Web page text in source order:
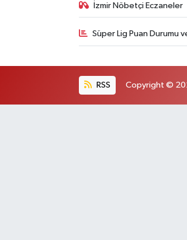
İzmir Nöbetçi Eczaneler
Süper Lig Puan Durumu
RSS Copyright ©